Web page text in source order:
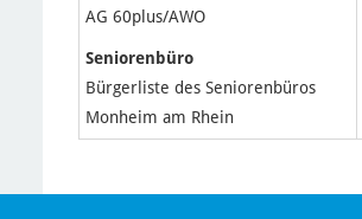
AG 60plus/AWO
Seniorenbüro
Bürgerliste des Seniorenbüros
Monheim am Rhein